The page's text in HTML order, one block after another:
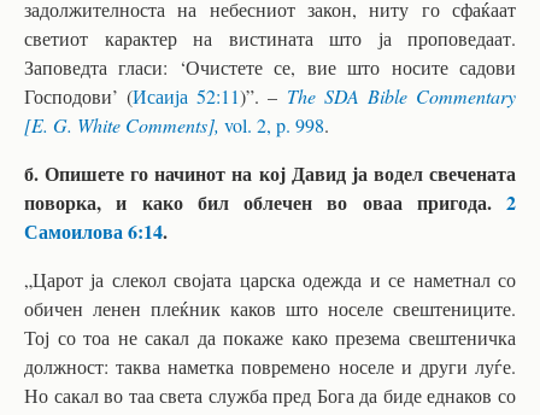
задолжителноста на небесниот закон, ниту го сфаќаат
светиот карактер на вистината што ја проповедаат.
Заповедта гласи: ‘Очистете се, вие што носите садови
Господови’ (Исаија 52:11)”. – The SDA Bible Commentary
[E. G. White Comments], vol. 2, p. 998.
б. Опишете го начинот на кој Давид ја водел свечената
поворка, и како бил облечен во оваа пригода. 2
Самоилова 6:14.
„Царот ја слекол својата царска одежда и се наметнал со
обичен ленен плеќник каков што носеле свештениците.
Тој со тоа не сакал да покаже како презема свештеничка
должност: таква наметка повремено носеле и други луѓе.
Но сакал во таа света служба пред Бога да биде еднаков со